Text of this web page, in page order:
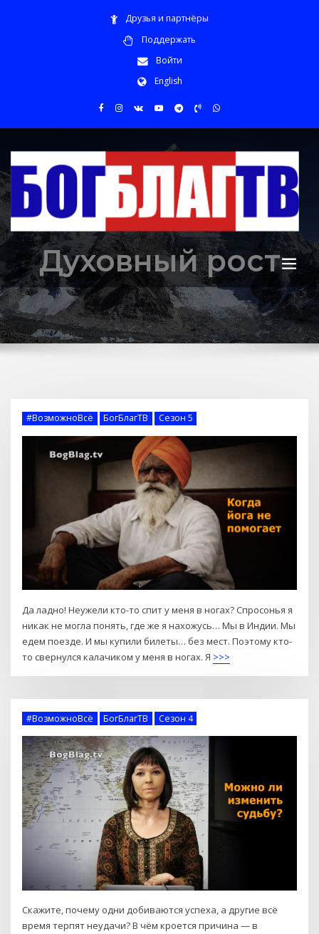
Друзья и партнёры
Поддержать
Войти
English
Духовный рост
#ВозможноВсё БогБлагТВ Сезон 5
Да ладно! Неужели кто-то спит у меня в ногах? Спросонья я
никак не могла понять, где же я нахожусь… Мы в Индии. Мы
едем поезде. И мы купили билеты… без мест. Поэтому кто-
то свернулся калачиком у меня в ногах. Я >>>
#ВозможноВсё БогБлагТВ Сезон 4
Скажите, почему одни добиваются успеха, а другие всё
время терпят неудачи? В чём кроется причина — в